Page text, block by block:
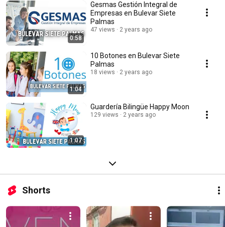
0:58
Gesmas Gestión Integral de
Empresas en Bulevar Siete
Palmas
47 views 2 years ago
1:04
10 Botones en Bulevar Siete
Palmas
18 views 2 years ago
1:07
Guardería Bilingüe Happy Moon
129 views 2 years ago
Shorts